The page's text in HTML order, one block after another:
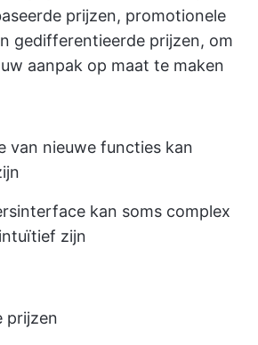
prijzen, promotionele
gedifferentieerde prijzen, om
aanpak op maat te maken
van nieuwe functies kan
kan soms complex
zijn
prijzen